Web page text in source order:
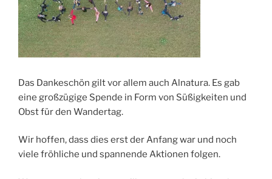
Das Dankeschön gilt vor allem auch Alnatura. Es gab
eine großzügige Spende in Form von Süßigkeiten und
Obst für den Wandertag.
Wir hoffen, dass dies erst der Anfang war und noch
viele fröhliche und spannende Aktionen folgen.